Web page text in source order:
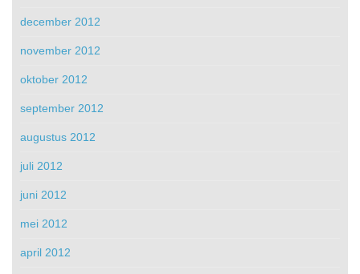
december 2012
november 2012
oktober 2012
september 2012
augustus 2012
juli 2012
juni 2012
mei 2012
april 2012